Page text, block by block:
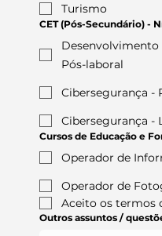
Turismo
CET (Pós-Secundário) -
Pós-laboral
Cibersegurança -
Cibersegurança -
Cursos de Educação e
Operador de
Operador de
Aceito os termos
Outros assuntos /